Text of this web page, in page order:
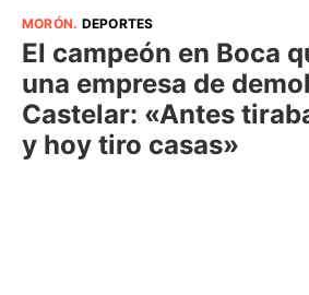
MORÓN. DEPORTES
El campeón en Boca
una empresa de
Castelar: «Antes
y hoy tiro casas»